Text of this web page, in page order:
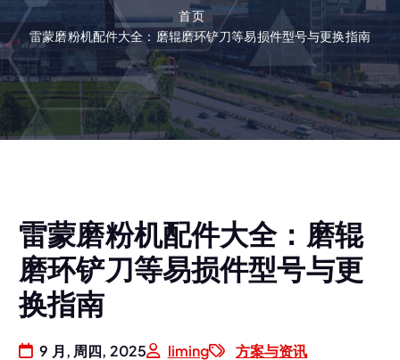
首页
雷蒙磨粉机配件大全：磨辊磨环铲刀等易损件型号与更换指南
雷蒙磨粉机配件大全：磨辊
磨环铲刀等易损件型号与更
换指南
9 月, 周四, 2025 liming 方案与资讯